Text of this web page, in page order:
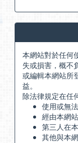
本網站對於任何
失或損害，概不
或編輯本網站所
益。
除法律規定在任
使用或無
經由本網
第三人在
其他與本